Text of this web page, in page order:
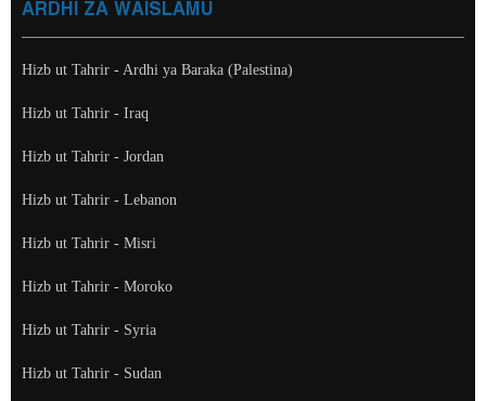
ARDHI ZA WAISLAMU
Hizb ut Tahrir - Ardhi ya Baraka (Palestina)
Hizb ut Tahrir - Iraq
Hizb ut Tahrir - Jordan
Hizb ut Tahrir - Lebanon
Hizb ut Tahrir - Misri
Hizb ut Tahrir - Moroko
Hizb ut Tahrir - Syria
Hizb ut Tahrir - Sudan